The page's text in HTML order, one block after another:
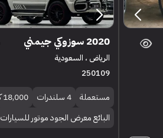
2020 سوزوكي جيمني
الرياض ، السعودية
250109
مستعملة 4 سلندرات
18,000 كم
البائع معرض الجود موتور للسيارات